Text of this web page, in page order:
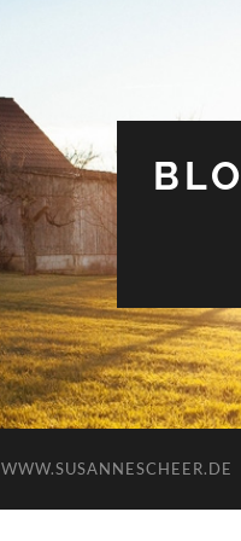
WWW.SUSANNESCHEER.DE